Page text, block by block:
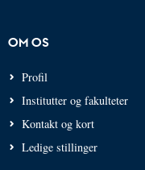
OM OS
Profil
Institutter og fakulteter
Kontakt og kort
Ledige stillinger